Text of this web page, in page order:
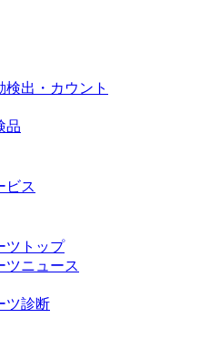
検出・カウント
品
ビス
ツトップ
ツニュース
ツ診断